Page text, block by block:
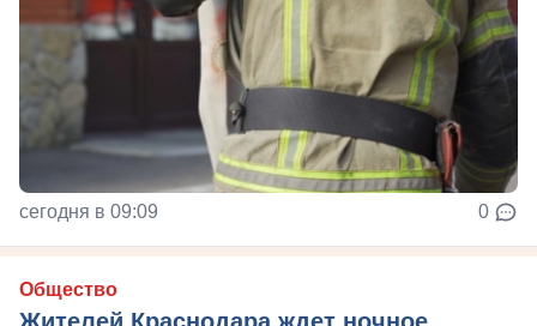
сегодня в 09:09 0
Общество